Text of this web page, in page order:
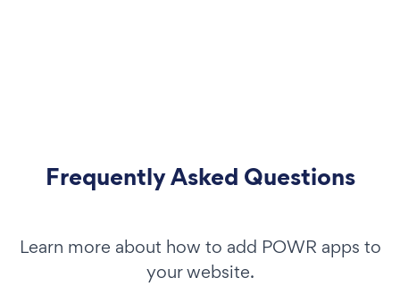
Frequently Asked Questions
Learn more about how to add POWR apps to
your website.